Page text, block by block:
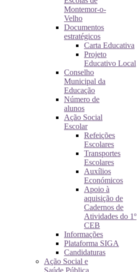
Montemor-o-
Velho
Documentos
estratégicos
Carta Educativa
Projeto
Educativo Local
Conselho
Municipal da
Educação
Número de
alunos
Ação Social
Escolar
Refeições
Escolares
Transportes
Escolares
Auxílios
Económicos
Apoio à
aquisição de
Cadernos de
Atividades do 1º
CEB
Informações
Plataforma SIGA
Candidaturas
Ação Social e
Saúde Pública